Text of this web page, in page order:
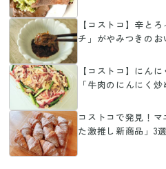
【コストコ】辛と
チ」がやみつきのお
【コストコ】にん
「牛肉のにんにく
コストコで発見！
た激推し新商品」3選